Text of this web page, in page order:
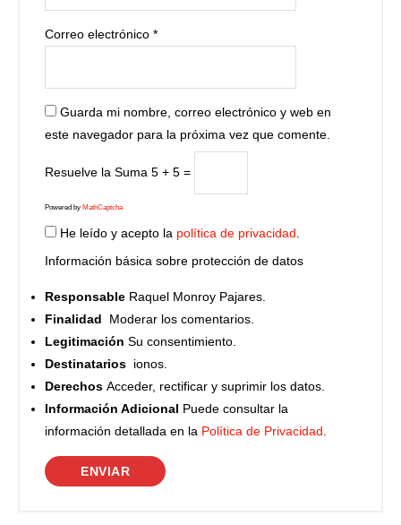
Correo electrónico *
Guarda mi nombre, correo electrónico y web en
este navegador para la próxima vez que comente.
Resuelve la Suma 5 + 5 =
Powered by MathCaptcha
He leído y acepto la política de privacidad.
Información básica sobre protección de datos
Responsable Raquel Monroy Pajares.
Finalidad Moderar los comentarios.
Legitimación Su consentimiento.
Destinatarios ionos.
Derechos Acceder, rectificar y suprimir los datos.
Información Adicional Puede consultar la
información detallada en la Política de Privacidad.